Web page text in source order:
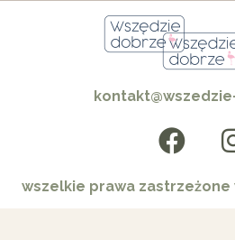
wszelkie prawa